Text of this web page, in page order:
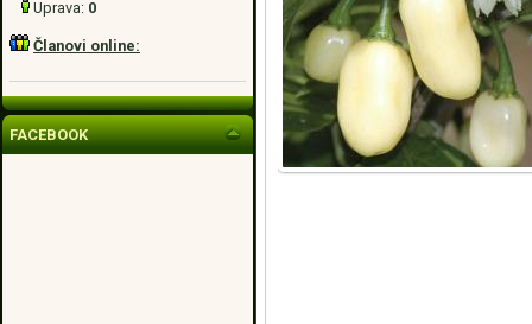
Uprava: 0
Članovi online:
FACEBOOK